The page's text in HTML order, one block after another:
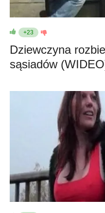
+23
Dziewczyna
sąsiadów